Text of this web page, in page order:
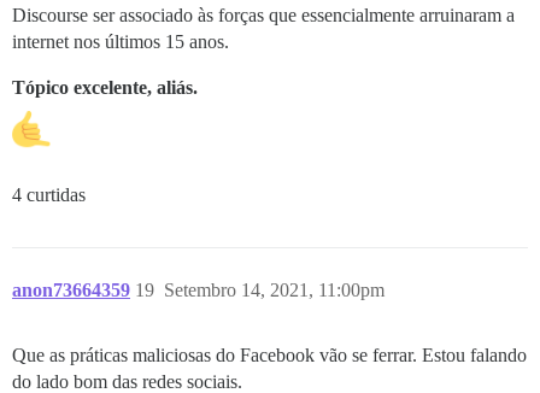
Discourse ser associado às forças que essencialmente arruinaram a
internet nos últimos 15 anos.
Tópico excelente, aliás.
4 curtidas
anon73664359 Setembro 14, 2021, 11:00pm
19
Que as práticas maliciosas do Facebook vão se ferrar. Estou falando
do lado bom das redes sociais.